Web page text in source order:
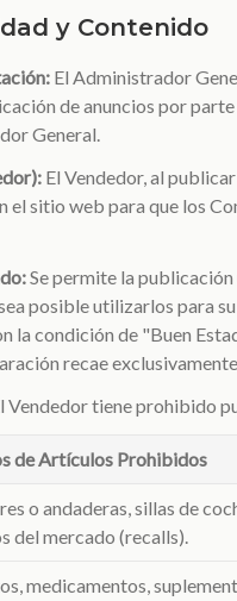
y Contenido
El Administrador
de anuncios por
General.
El Vendedor, al
sitio web para que los
Se permite la
posible utilizarlos para
la condición de "Buen
recae
Vendedor tiene prohibido
de Artículos Prohibidos
o andaderas, sillas de
del mercado (recalls).
medicamentos,